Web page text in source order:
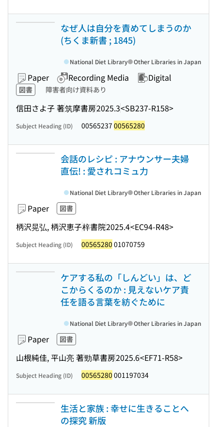
なぜ人は自分を責めてしまうのか
(ちくま新書 ; 1845)
Paper Recording Media Digital
図書 障害者向け資料あり
信田さよ子 著筑摩書房2025.3<SB237-R158>
National Diet Library Other Libraries in Japan
Subject Heading (ID) 00565237 00565280
会話のレシピ : アナウンサー夫婦
直伝! : 愛されコミュ力
Paper 図書
柄沢晃弘, 柄沢恵子梓書院2025.4<EC94-R48>
National Diet Library Other Libraries in Japan
Subject Heading (ID) 00565280 01070759
ケアする私の「しんどい」は、ど
こからくるのか : 見えないケア責
任を語る言葉を紡ぐために
Paper 図書
山根純佳, 平山亮 著勁草書房2025.6<EF71-R58>
National Diet Library Other Libraries in Japan
Subject Heading (ID) 00565280 001197034
生活と家族 : 幸せに生きることへ
の探究 新版